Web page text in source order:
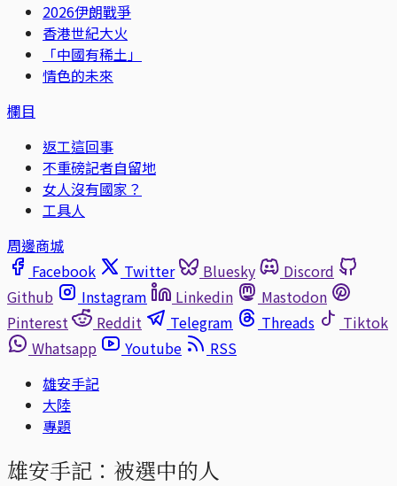
2026伊朗戰爭
香港世紀大火
「中國有稀土」
情色的未來
欄目
返工這回事
不重磅記者自留地
女人沒有國家？
工具人
周邊商城
Facebook
Twitter Bluesky
Discord
Github
Instagram Linkedin
Mastodon
Pinterest
Reddit Telegram Threads
Tiktok
Whatsapp
Youtube
RSS
雄安手記
大陸
專題
雄安手記：被選中的人